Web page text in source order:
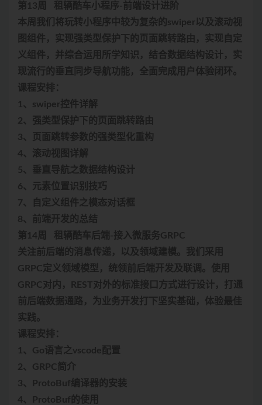
第13周 租辆酷车小程序-前端设计进阶
本周我们将玩转小程序中较为复杂的swiper以及滚动视
图组件，实现强类型保护下的页面跳转路由，实现自定
义组件，并综合运用所学知识，结合数据结构设计，实
现流行的垂直同步导航功能，全面完成用户体验闭环。
课程安排：
1、swiper控件详解
2、强类型保护下的页面跳转路由
3、页面跳转参数的强类型化重构
4、滚动视图详解
5、垂直导航之数据结构设计
6、元素位置识别技巧
7、自定义组件之模态对话框
8、前端开发的总结
第14周 租辆酷车后端-接入微服务GRPC
关注前后端的消息传递，以及领域建模。我们采用
GRPC定义领域模型，统领前后端开发及联调。使用
GRPC对内，REST对外的标准接口方式进行设计，打通
前后端数据通路，为业务开发打下坚实基础，体验最佳
实践。
课程安排：
1、Go语言之vscode配置
2、GRPC简介
3、ProtoBuf编译器的安装
4、ProtoBuf的使用